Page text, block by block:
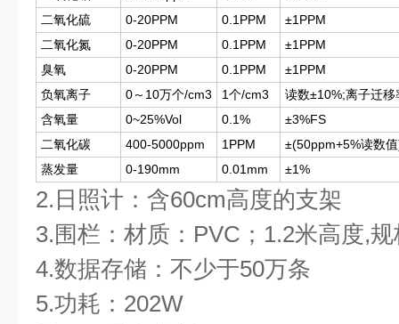
二氧化硫
0-20PPM 0.1PPM
±1PPM
二氧化氮
0-20PPM 0.1PPM
±1PPM
臭氧
0-20PPM 0.1PPM
±1PPM
负氧离子
0～10万个/cm3 1个/cm3
读数±10%;离子迁移
含氧量
0~25%Vol 0.1%
±3%FS
二氧化碳
400-5000ppm 1PPM
±(50ppm+5%读数
蒸发量
0-190mm 0.01mm ±1%
2.日照计：含60cm高度的支架
3.围栏：材质：PVC；1.2米高度,
4.数据存储：不少于50万条
5.功耗：202W